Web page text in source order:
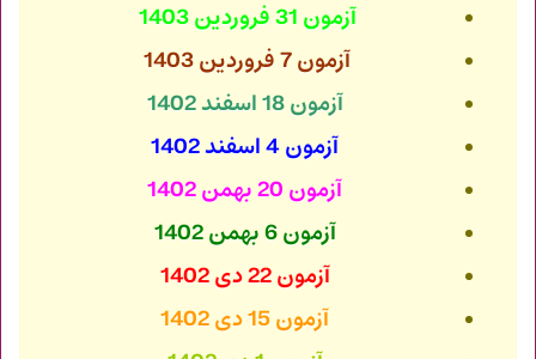
آزمون 31 فروردین 1403
آزمون 7 فروردین 1403
آزمون 18 اسفند 1402
آزمون 4 اسفند 1402
آزمون 20 بهمن 1402
آزمون 6 بهمن 1402
آزمون 22 دی 1402
آزمون 15 دی 1402